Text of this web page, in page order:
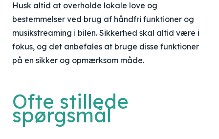
Husk altid at overholde lokale love og
bestemmelser ved brug af håndfri funktioner og
musikstreaming i bilen. Sikkerhed skal altid være i
fokus, og det anbefales at bruge disse funktioner
på en sikker og opmærksom måde.
Ofte stillede
spørgsmål